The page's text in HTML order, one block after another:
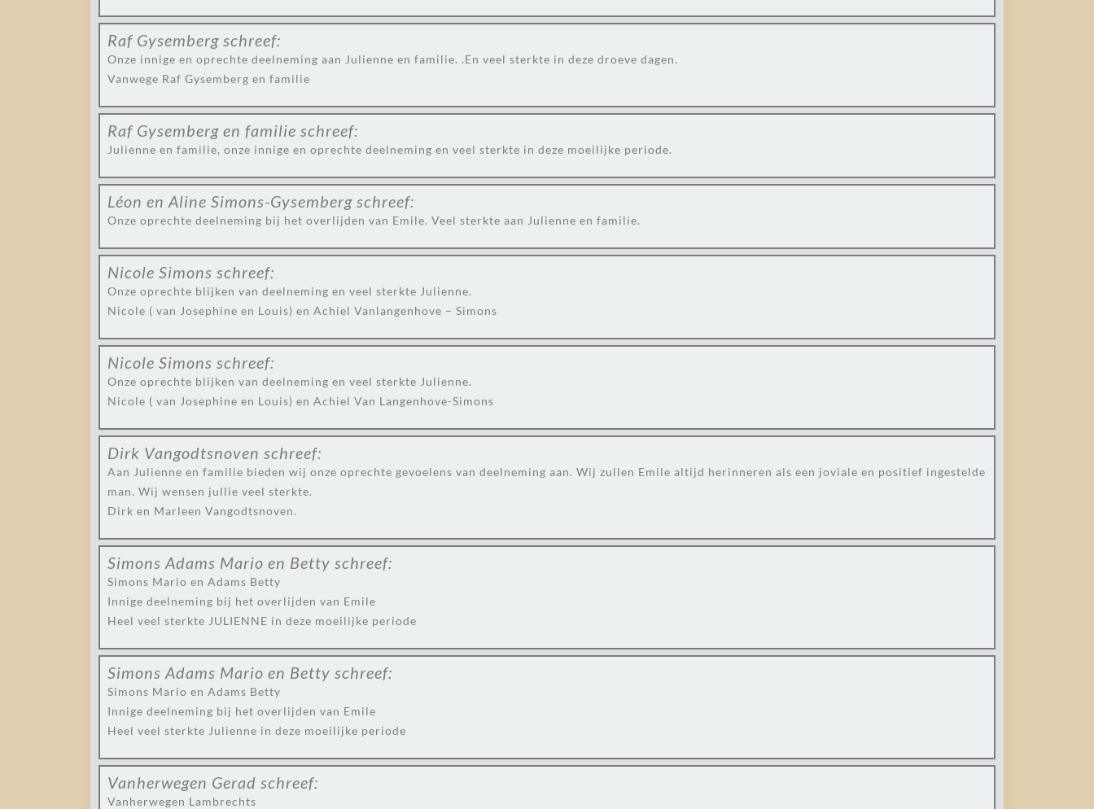
Raf Gysemberg schreef:
Onze innige en oprechte deelneming aan Julienne en familie. .En veel sterkte in deze droeve dagen.
Vanwege Raf Gysemberg en familie
Raf Gysemberg en familie schreef:
Julienne en familie, onze innige en oprechte deelneming en veel sterkte in deze moeilijke periode.
Léon en Aline Simons-Gysemberg schreef:
Onze oprechte deelneming bij het overlijden van Emile. Veel sterkte aan Julienne en familie.
Nicole Simons schreef:
Onze oprechte blijken van deelneming en veel sterkte Julienne.
Nicole ( van Josephine en Louis) en Achiel Vanlangenhove – Simons
Nicole Simons schreef:
Onze oprechte blijken van deelneming en veel sterkte Julienne.
Nicole ( van Josephine en Louis) en Achiel Van Langenhove-Simons
Dirk Vangodtsnoven schreef:
Aan Julienne en familie bieden wij onze oprechte gevoelens van deelneming aan. Wij zullen Emile altijd herinneren als een joviale en positief ingestelde
man. Wij wensen jullie veel sterkte.
Dirk en Marleen Vangodtsnoven.
Simons Adams Mario en Betty schreef:
Simons Mario en Adams Betty
Innige deelneming bij het overlijden van Emile
Heel veel sterkte JULIENNE in deze moeilijke periode
Simons Adams Mario en Betty schreef:
Simons Mario en Adams Betty
Innige deelneming bij het overlijden van Emile
Heel veel sterkte Julienne in deze moeilijke periode
Vanherwegen Gerad schreef:
Vanherwegen Lambrechts